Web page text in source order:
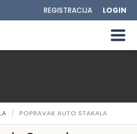
REGISTRACIJA LOGIN
POPRAVAK AUTO STAKALA